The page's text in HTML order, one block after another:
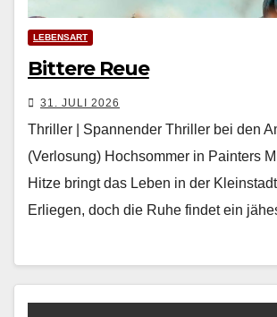
LEBENSART
Bittere Reue
31. JULI 2026
Thriller | Spannender Thriller bei den
(Verlosung) Hochsom­mer in Painters
Hitze bringt das Leben in der
Erliegen, doch die Ruhe find­et ein